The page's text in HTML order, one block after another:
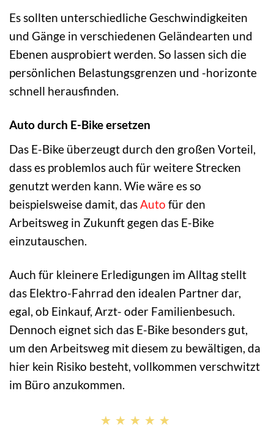
Es sollten unterschiedliche Geschwindigkeiten
und Gänge in verschiedenen Geländearten und
Ebenen ausprobiert werden. So lassen sich die
persönlichen Belastungsgrenzen und -horizonte
schnell herausfinden.
Auto durch E-Bike ersetzen
Das E-Bike überzeugt durch den großen Vorteil,
dass es problemlos auch für weitere Strecken
genutzt werden kann. Wie wäre es so
beispielsweise damit, dasAuto für den
Arbeitsweg in Zukunft gegen das E-Bike
einzutauschen.
Auch für kleinere Erledigungen im Alltag stellt
das Elektro-Fahrrad den idealen Partner dar,
egal, ob Einkauf, Arzt- oder Familienbesuch.
Dennoch eignet sich das E-Bike besonders gut,
um den Arbeitsweg mit diesem zu bewältigen, da
hier kein Risiko besteht, vollkommen verschwitzt
im Büro anzukommen.
★★★★★
★★★★★